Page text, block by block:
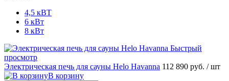
4,5 кВТ
6 кВт
8 кВт
Быстрый
просмотр
Электрическая печь для сауны Helo Havanna 112 890 руб. / шт
В корзину